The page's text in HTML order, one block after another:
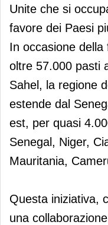
Unite che si
favore dei Paesi
In occasione della
oltre 57.000 pasti
Sahel, la regione
estende dal
est, per quasi
Senegal, Niger,
Mauritania,
Questa iniziativa,
una